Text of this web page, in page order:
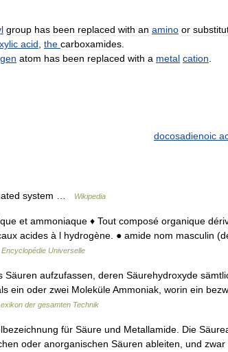
group has been replaced with an amino or
acid the carboxamides
atom has been replaced with a metal cation
docosadienoic
system … Wikipedia
et ammoniaque ♦ Tout composé organique
acides à l hydrogène. ● amide nom masculin
Encyclopédie Universelle
aufzufassen, deren Säurehydroxyde
ein oder zwei Moleküle Ammoniak, worin ein
der gesamten Technik
für Säure und Metallamide. Die
oder anorganischen Säuren ableiten, und zwar